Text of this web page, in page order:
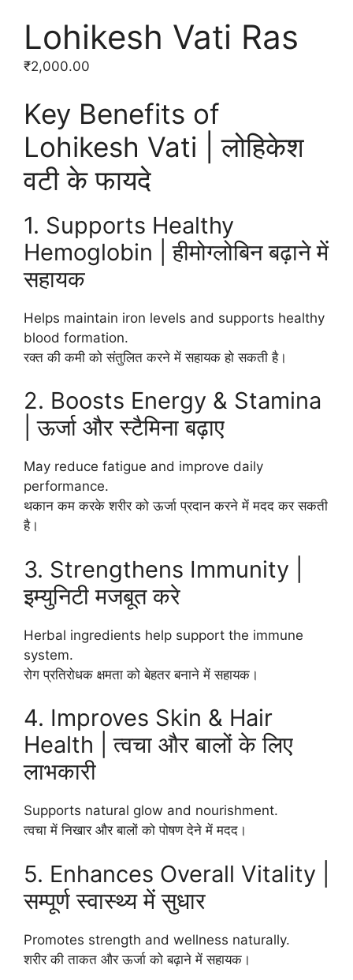
Lohikesh Vati Ras
₹2,000.00
Key Benefits of
Lohikesh Vati | लोहिकेश
वटी के फायदे
1. Supports Healthy
Hemoglobin | हीमोग्लोबिन बढ़ाने में
सहायक
Helps maintain iron levels and supports healthy
blood formation.
रक्त की कमी को संतुलित करने में सहायक हो सकती है।
2. Boosts Energy & Stamina
| ऊर्जा और स्टैमिना बढ़ाए
May reduce fatigue and improve daily
performance.
थकान कम करके शरीर को ऊर्जा प्रदान करने में मदद कर सकती
है।
3. Strengthens Immunity |
इम्युनिटी मजबूत करे
Herbal ingredients help support the immune
system.
रोग प्रतिरोधक क्षमता को बेहतर बनाने में सहायक।
4. Improves Skin & Hair
Health | त्वचा और बालों के लिए
लाभकारी
Supports natural glow and nourishment.
त्वचा में निखार और बालों को पोषण देने में मदद।
5. Enhances Overall Vitality |
सम्पूर्ण स्वास्थ्य में सुधार
Promotes strength and wellness naturally.
शरीर की ताकत और ऊर्जा को बढ़ाने में सहायक।